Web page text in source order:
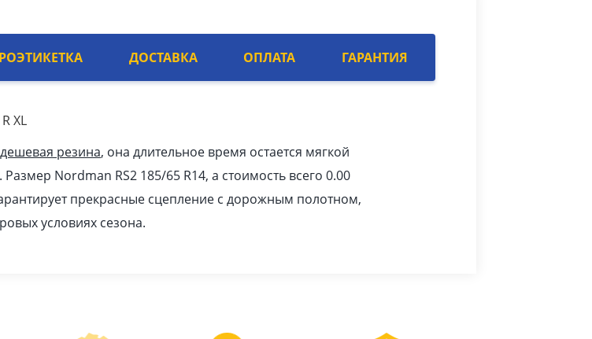
ДОСТАВКА ОПЛАТА ГАРАНТИЯ
XL
дешевая резина, она длительное время остается мягкой
Nordman RS2 185/65 R14, а стоимость всего 0.00
прекрасные сцепление с дорожным полотном,
условиях сезона.